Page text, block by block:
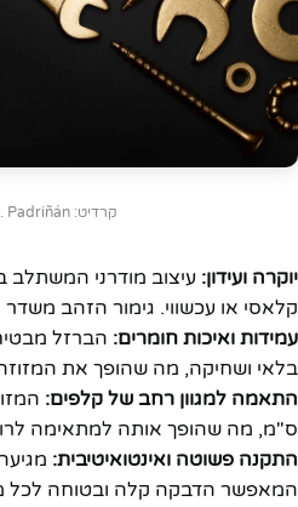
קרדיט: Miguel Á. Padriñán
יוקרה ועידון: עיצוב מודרני המשתלב
קלאסי או עכשווי. גימור הזהב משדר
עמידות ואיכות חומרים: הברזל
בלאי ושחיקה, מה שהופך את
התאמה למגוון רחב של קלפים:
ס"מ, מה שהופך אותה למתאימה
התקנה פשוטה ואינטואיטיבית:
המאפשר הדבקה קלה ובטוחה לכל